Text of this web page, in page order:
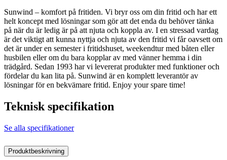
Sunwind – komfort på fritiden. Vi bryr oss om din fritid och har ett
helt koncept med lösningar som gör att det enda du behöver tänka
på när du är ledig är på att njuta och koppla av. I en stressad vardag
är det viktigt att kunna nyttja och njuta av den fritid vi får oavsett om
det är under en semester i fritidshuset, weekendtur med båten eller
husbilen eller om du bara kopplar av med vänner hemma i din
trädgård. Sedan 1993 har vi levererat produkter med funktioner och
fördelar du kan lita på. Sunwind är en komplett leverantör av
lösningar för en bekvämare fritid. Enjoy your spare time!
Teknisk specifikation
Se alla specifikationer
Produktbeskrivning